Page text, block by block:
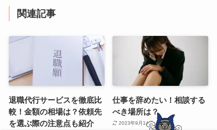
関連記事
退職代行サービスを徹底比
較！金額の相場は？依頼先
を選ぶ際の注意点も紹介
仕事を辞めたい！相談する
べき場所は？
2023年9月14日